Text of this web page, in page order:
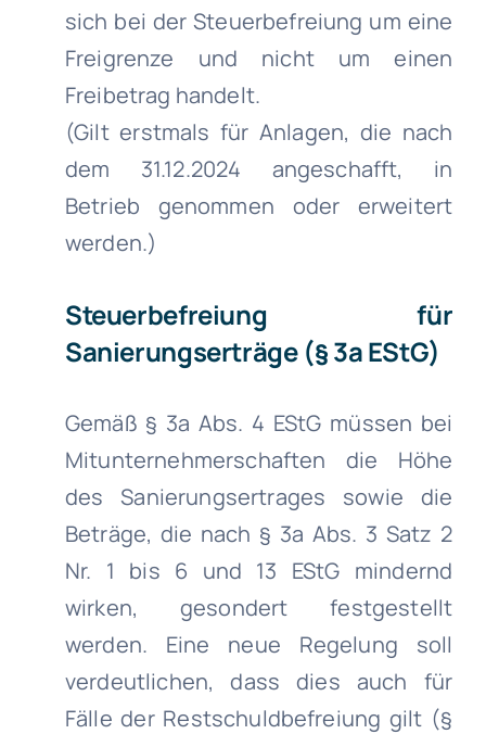
sich bei der Steuerbefreiung um eine
Freigrenze und nicht um einen
Freibetrag handelt.
(Gilt erstmals für Anlagen, die nach
dem 31.12.2024 angeschafft, in
Betrieb genommen oder erweitert
werden.)
Steuerbefreiung für
Sanierungserträge (§ 3a EStG)
Gemäß § 3a Abs. 4 EStG müssen bei
Mitunternehmerschaften die Höhe
des Sanierungsertrages sowie die
Beträge, die nach § 3a Abs. 3 Satz 2
Nr. 1 bis 6 und 13 EStG mindernd
wirken, gesondert festgestellt
werden. Eine neue Regelung soll
verdeutlichen, dass dies auch für
Fälle der Restschuldbefreiung gilt (§